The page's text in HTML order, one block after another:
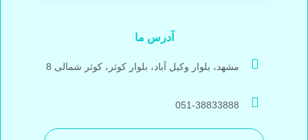
آدرس ما
مشهد، بلوار وکیل آباد، بلوار کوثر، کوثر شمالی 8
051-38833888